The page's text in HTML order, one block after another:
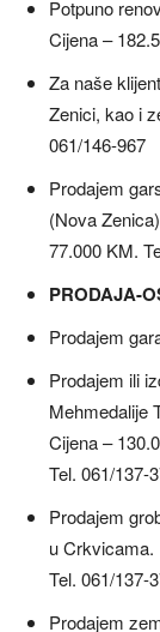
Potpuno
Cijena –
Za naše
Zenici, kao i
061/146-967
Prodajem
(Nova
77.000 KM.
PRODAJA-
Prodajem
Prodajem ili
Mehmedalije
Cijena –
Tel. 061/137-
Prodajem
u Crkvicama.
Tel. 061/137-
Prodajem